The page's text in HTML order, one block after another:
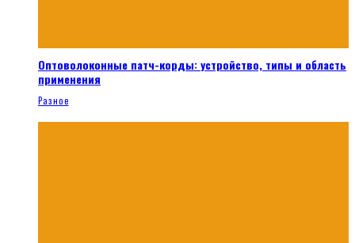
Оптоволоконные патч-корды: устройство, типы и область
применения
Разное